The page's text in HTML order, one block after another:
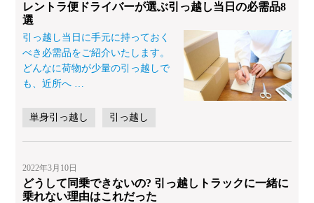
レントラ便ドライバーが選ぶ引っ越し当日の必需品8
選
引っ越し当日に手元に持っておく
べき必需品をご紹介いたします。
どんなに荷物が少量の引っ越しで
も、近所へ …
単身引っ越し 引っ越し
2022年3月10日
どうして同乗できないの? 引っ越しトラックに一緒に
乗れない理由はこれだった